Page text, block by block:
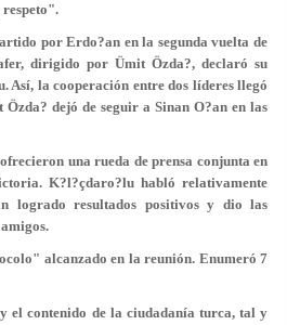
respeto".
por Erdo?an en la segunda vuelta de
dirigido por Ümit Özda?, declaró su
Así, la cooperación entre dos líderes llegó
dejó de seguir a Sinan O?an en las
una rueda de prensa conjunta en
K?l?çdaro?lu habló relativamente
logrado resultados positivos y dio las
alcanzado en la reunión. Enumeró 7
el contenido de la ciudadanía turca, tal y